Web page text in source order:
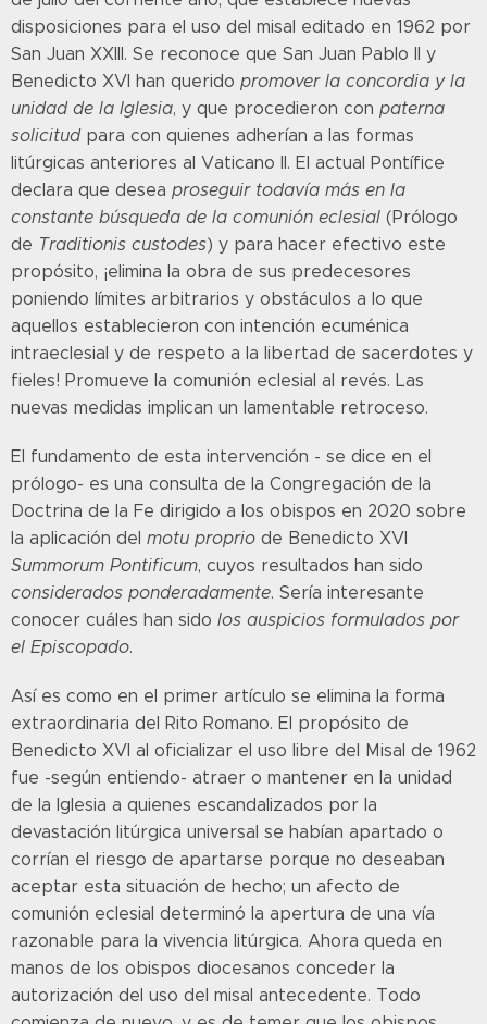
disposiciones para el uso del misal editado en 1962 por
San Juan XXIII. Se reconoce que San Juan Pablo II y
Benedicto XVI han querido promover la concordia y la
unidad de la Iglesia, y que procedieron con paterna
solicitudpara con quienes adherían a las formas
litúrgicas anteriores al Vaticano II. El actual Pontífice
declara que desea proseguir todavía más en la
constante búsqueda de la comunión eclesial (Prólogo
de Traditionis custodes) y para hacer efectivo este
propósito, ¡elimina la obra de sus predecesores
poniendo límites arbitrarios y obstáculos a lo que
aquellos establecieron con intención ecuménica
intraeclesial y de respeto a la libertad de sacerdotes y
fieles! Promueve la comunión eclesial al revés. Las
nuevas medidas implican un lamentable retroceso.
El fundamento de esta intervención - se dice en el
prólogo- es una consulta de la Congregación de la
Doctrina de la Fe dirigido a los obispos en 2020 sobre
la aplicación del motu proprio de Benedicto XVI
Summorum Pontificum, cuyos resultados han sido
considerados ponderadamente. Sería interesante
conocer cuáles han sido los auspicios formulados por
el Episcopado.
Así es como en el primer artículo se elimina la forma
extraordinaria del Rito Romano. El propósito de
Benedicto XVI al oficializar el uso libre del Misal de 1962
fue -según entiendo- atraer o mantener en la unidad
de la Iglesia a quienes escandalizados por la
devastación litúrgica universal se habían apartado o
corrían el riesgo de apartarse porque no deseaban
aceptar esta situación de hecho; un afecto de
comunión eclesial determinó la apertura de una vía
razonable para la vivencia litúrgica. Ahora queda en
manos de los obispos diocesanos conceder la
autorización del uso del misal antecedente. Todo